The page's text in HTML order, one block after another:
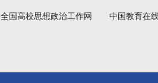
全国高校思想政治工作网
中国教育在